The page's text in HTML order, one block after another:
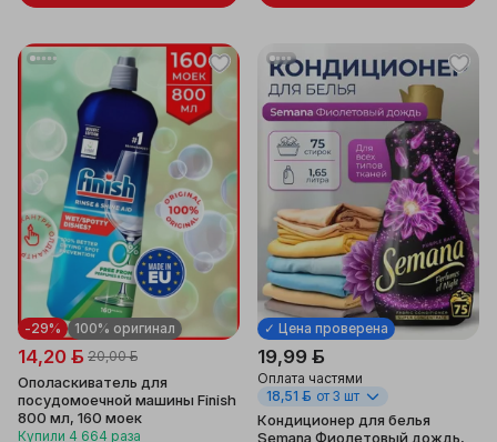
100% оригинал
-29%
14,20 ƃ 20,00 ƃ
Ополаскиватель для
посудомоечной машины Finish
800 мл, 160 моек
Купили 4 664 раза
✓ Цена проверена
19,99 ƃ
Оплата частями
18,51 ƃ от 3 шт
Кондиционер для белья
Semana Фиолетовый дождь,